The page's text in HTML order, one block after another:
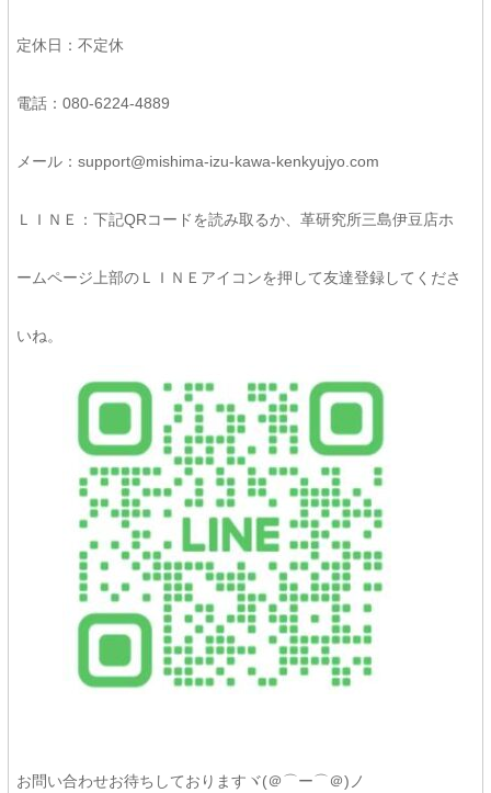
定休日：不定休
電話：080-6224-4889
メール：support@mishima-izu-kawa-kenkyujyo.com
ＬＩＮＥ：下記QRコードを読み取るか、革研究所三島伊豆店ホ
ームページ上部のＬＩＮＥアイコンを押して友達登録してくださ
いね。
お問い合わせお待ちしておりますヾ(＠⌒ー⌒＠)ノ